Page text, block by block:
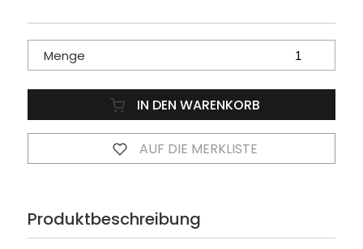
Menge
IN DEN WARENKORB
AUF DIE MERKLISTE
Produktbeschreibung